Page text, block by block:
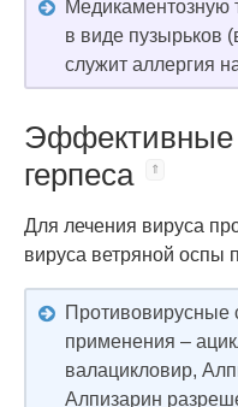
Медикаментозную
в виде пузырьков
служит аллергия
Эффективные
герпеса
Для лечения вируса
вируса ветряной оспы
Противовирусные
применения –
валацикловир,
Алпизарин